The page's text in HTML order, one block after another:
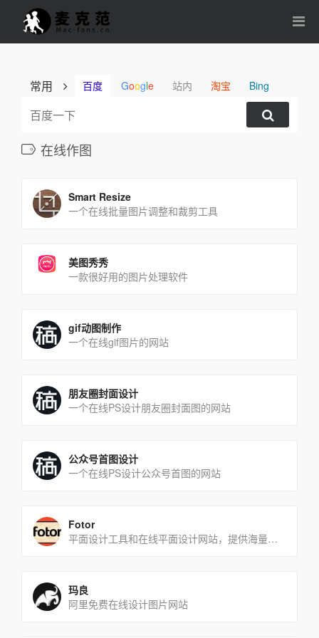
常用 百度 Google 站内 淘宝 Bing
在线作图
Smart Resize
一个在线批量图片调整和裁剪工具
美图秀秀
一款很好用的图片处理软件
gif动图制作
一个在线gif图片的网站
朋友圈封面设计
一个在线PS设计朋友圈封面图的网站
公众号首图设计
一个在线PS设计公众号首图的网站
Fotor
平面设计工具和在线平面设计网站，提供海量的素材和模板
玛良
阿里免费在线设计图片网站